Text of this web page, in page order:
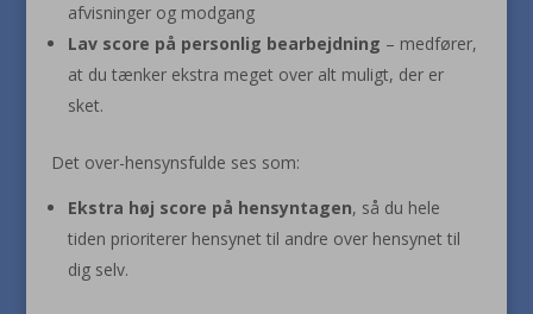
afvisninger og modgang
Lav score på personlig bearbejdning – medfører,
at du tænker ekstra meget over alt muligt, der er
sket.
Det over-hensynsfulde ses som:
Ekstra høj score på hensyntagen, så du hele
tiden prioriterer hensynet til andre over hensynet til
dig selv.